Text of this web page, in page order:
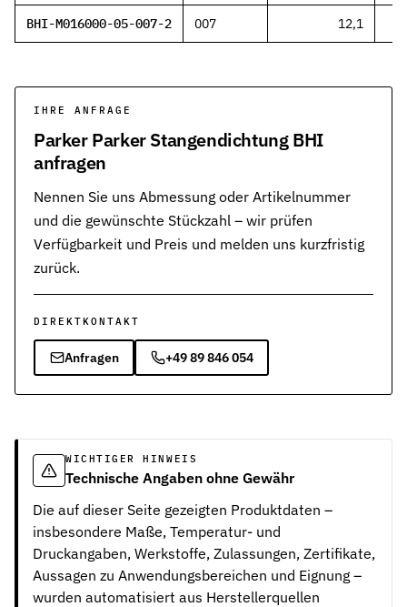
BHI-M016000-05-007-2 007 12,1
IHRE ANFRAGE
Parker Parker Stangendichtung BHI
anfragen
Nennen Sie uns Abmessung oder Artikelnummer
und die gewünschte Stückzahl – wir prüfen
Verfügbarkeit und Preis und melden uns kurzfristig
zurück.
DIREKTKONTAKT
Anfragen +49 89 846 054
WICHTIGER HINWEIS
Technische Angaben ohne Gewähr
Die auf dieser Seite gezeigten Produktdaten –
insbesondere Maße, Temperatur- und
Druckangaben, Werkstoffe, Zulassungen, Zertifikate,
Aussagen zu Anwendungsbereichen und Eignung –
wurden automatisiert aus Herstellerquellen